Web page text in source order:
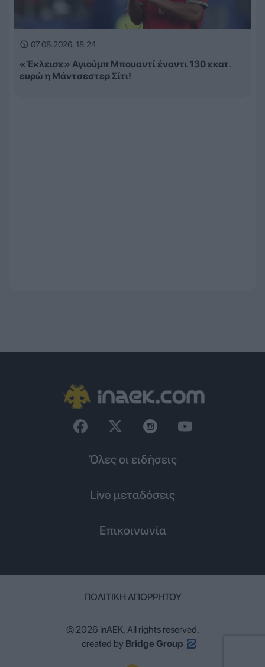
07.08.2026, 18:24
«Έκλεισε» Αγιούμπ Μπουαντί έναντι 130 εκατ.
ευρώ η Μάντσεστερ Σίτι!
Όλες οι ειδήσεις
Live μεταδόσεις
Επικοινωνία
ΠΟΛΙΤΙΚΉ ΑΠΟΡΡΉΤΟΥ
© 2026 inAEK. All rights reserved.
created by Bridge Group